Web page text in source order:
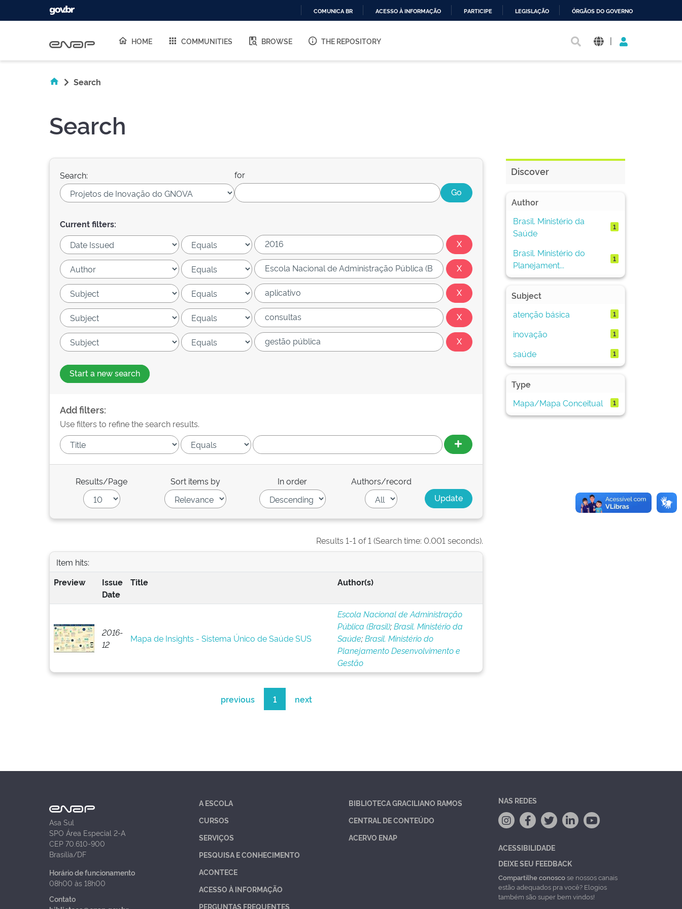
O
COMUNICA BR ACESSO À INFORMAÇÃO PARTICIPE LEGISLAÇÃO ÓRGÃOS DO GOVERNO
HOME COMMUNITIES BROWSE THE REPOSITORY |
Search
Search
Search: for
Current filters:
Start a new search
Add filters:
Use filters to refine the search results.
Results/Page Sort items by In order Authors/record
Results 1-1 of 1 (Search time: 0.001 seconds).
Item hits:
Preview
Issue
Date
Title Author(s)
2016-
12
Mapa de Insights - Sistema Único de Saúde SUS
Escola Nacional de Administração
Pública (Brasil);Brasil. Ministério da
Saúde;Brasil. Ministério do
Planejamento Desenvolvimento e
Gestão
previous 1 next
Discover
Author
Brasil. Ministério da
Saúde
1
Brasil. Ministério do
Planejament...
1
Subject
atenção básica
1
inovação 1
saúde 1
Type
Mapa/Mapa Conceitual
1
Asa Sul
SPO Área Especial 2-A
CEP 70.610-900
Brasília/DF
Horário de funcionamento
08h00 às 18h00
Contato
A ESCOLA
CURSOS
SERVIÇOS
PESQUISA E CONHECIMENTO
ACONTECE
ACESSO À INFORMAÇÃO
PERGUNTAS FREQUENTES
BIBLIOTECA GRACILIANO RAMOS
CENTRAL DE CONTEÚDO
ACERVO ENAP
NAS REDES
ACESSIBILIDADE
DEIXE SEU FEEDBACK
Compartilhe conoscose nossos canais
estão adequados pra você? Elogios
também são super bem vindos!